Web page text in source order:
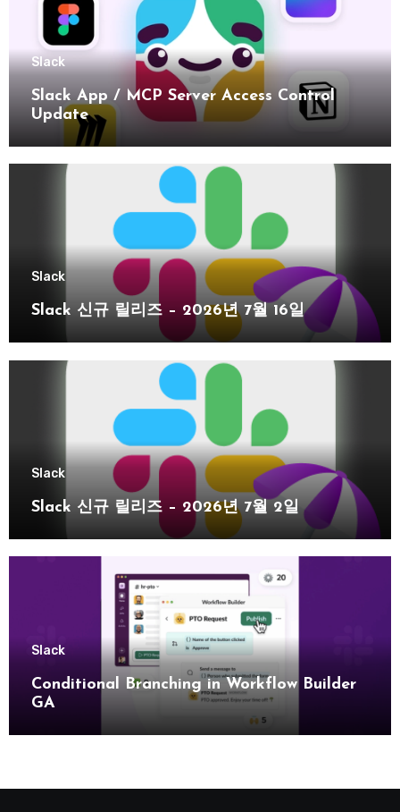
Slack
Slack App / MCP Server Access Control
Update
Slack
Slack 신규 릴리즈 – 2026년 7월 16일
Slack
Slack 신규 릴리즈 – 2026년 7월 2일
Slack
Conditional Branching in Workflow Builder
GA